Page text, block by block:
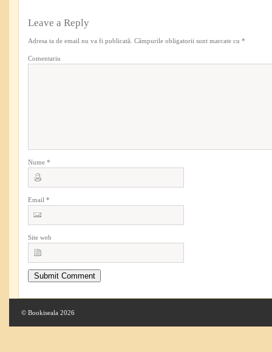
Leave a Reply
Adresa ta de email nu va fi publicată. Câmpurile obligatorii sunt marcate cu *
Comentariu
Nume *
Email *
Site web
© Bookiseala 2026